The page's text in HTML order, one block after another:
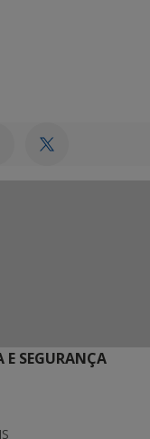
E SEGURANÇA